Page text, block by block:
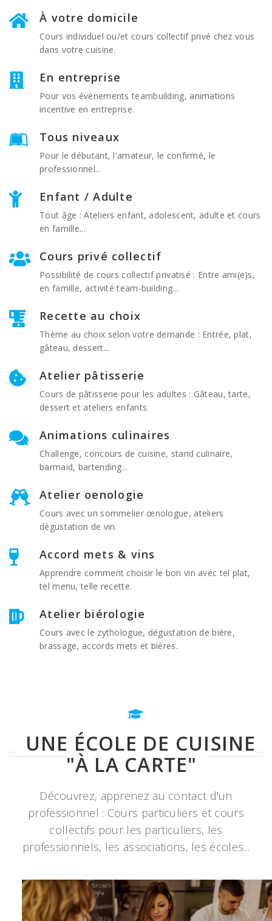
À votre domicile
Cours individuel ou/et cours collectif privé chez vous
dans votre cuisine.
En entreprise
Pour vos évènements teambuilding, animations
incentive en entreprise.
Tous niveaux
Pour le débutant, l'amateur, le confirmé, le
professionnel...
Enfant / Adulte
Tout âge : Ateliers enfant, adolescent, adulte et cours
en famille...
Cours privé collectif
Possibilité de cours collectif privatisé : Entre ami(e)s,
en famille, activité team-building...
Recette au choix
Thème au choix selon votre demande : Entrée, plat,
gâteau, dessert...
Atelier pâtisserie
Cours de pâtisserie pour les adultes : Gâteau, tarte,
dessert et ateliers enfants.
Animations culinaires
Challenge, concours de cuisine, stand culinaire,
barmaid, bartending...
Atelier oenologie
Cours avec un sommelier œnologue, ateliers
dégustation de vin.
Accord mets & vins
Apprendre comment choisir le bon vin avec tel plat,
tel menu, telle recette.
Atelier biérologie
Cours avec le zythologue, dégustation de bière,
brassage, accords mets et bières.
UNE ÉCOLE DE CUISINE
"À LA CARTE"
Découvrez, apprenez au contact d'un
professionnel : Cours particuliers et cours
collectifs pour les particuliers, les
professionnels, les associations, les écoles...